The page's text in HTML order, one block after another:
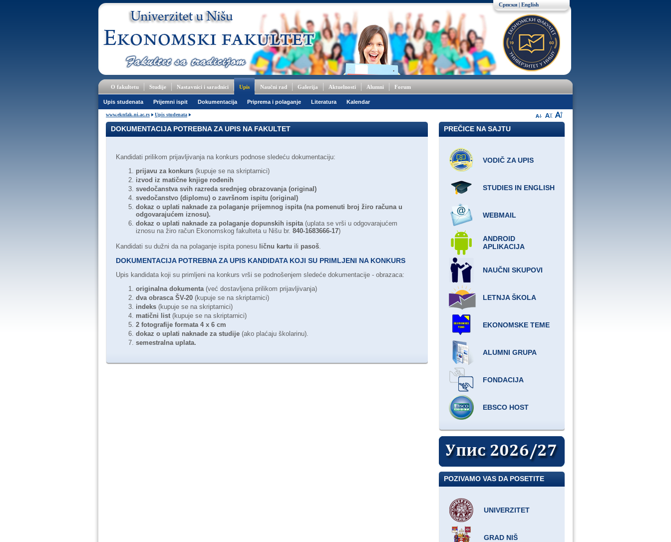
Српски | English
O fakultetu Studije Nastavnici i saradnici Upis Naučni rad Galerija Aktuelnosti Alumni Forum
Upis studenata Prijemni ispit Dokumentacija Priprema i polaganje Literatura Kalendar
www.eknfak.ni.ac.rs Upis studenata
DOKUMENTACIJA POTREBNA ZA UPIS NA FAKULTET
Kandidati prilikom prijavljivanja na konkurs podnose sledeću dokumentaciju:
prijavu za konkurs (kupuje se na skriptarnici)
izvod iz matične knjige rođenih
svedočanstva svih razreda srednjeg obrazovanja (original)
svedočanstvo (diplomu) o završnom ispitu (original)
dokaz o uplati naknade za polaganje prijemnog ispita(na pomenuti broj žiro računa u
odgovarajućem iznosu).
dokaz o uplati naknade za polaganje dopunskih ispita(uplata se vrši u odgovarajućem
iznosu na žiro račun Ekonomskog fakulteta u Nišu br. 840-1683666-17)
Kandidati su dužni da na polaganje ispita ponesu ličnu kartu ili pasoš.
DOKUMENTACIJA POTREBNA ZA UPIS KANDIDATA KOJI SU PRIMLJENI NA KONKURS
Upis kandidata koji su primljeni na konkurs vrši se podnošenjem sledeće dokumentacije - obrazaca:
originalna dokumenta(već dostavljena prilikom prijavljivanja)
dva obrasca ŠV-20 (kupuje se na skriptarnici)
indeks (kupuje se na skriptarnici)
matični list (kupuje se na skriptarnici)
2 fotografije formata 4 x 6 cm
dokaz o uplati naknade za studije (ako plaćaju školarinu).
semestralna uplata.
PREČICE NA SAJTU
VODIČ ZA UPIS
STUDIES IN ENGLISH
WEBMAIL
ANDROID
APLIKACIJA
NAUČNI SKUPOVI
LETNJA ŠKOLA
EKONOMSKE TEME
ALUMNI GRUPA
FONDACIJA
EBSCO HOST
POZIVAMO VAS DA POSETITE
UNIVERZITET
GRAD NIŠ